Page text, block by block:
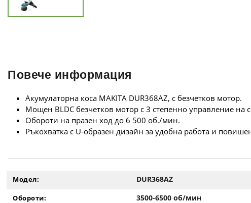
Повече информация
Акумулаторна коса MAKITA DUR368AZ, с безчетков мотор.
Мощен BLDC безчетков мотор с 3 степенно управление на
Обороти на празен ход до 6 500 об./мин.
Ръкохватка с U-образен дизайн за удобна работа и
Модел: DUR368AZ
Обороти: 3500-6500 об/мин